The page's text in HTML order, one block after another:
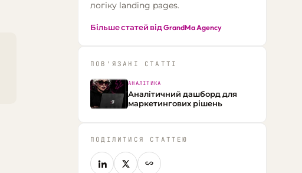
логіку landing pages.
Більше статей від GrandMa Agency
ПОВ'ЯЗАНІ СТАТТІ
АНАЛІТИКА
Аналітичний дашборд для
маркетингових рішень
ПОДІЛИТИСЯ СТАТТЕЮ